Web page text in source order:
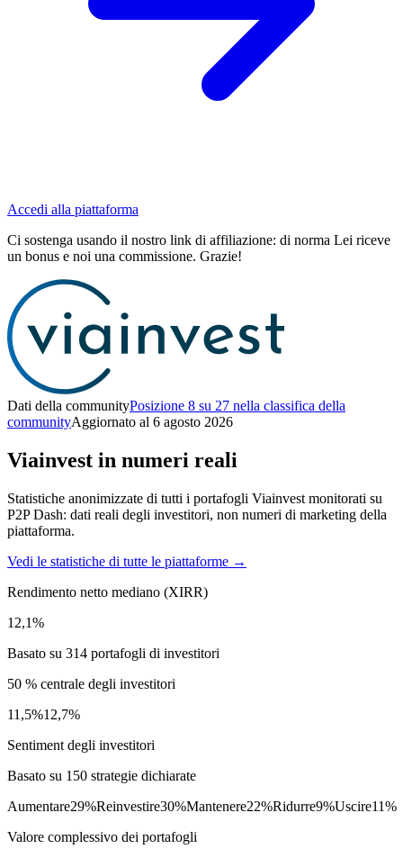
Accedi alla piattaforma
Ci sostenga usando il nostro link di affiliazione: di norma Lei riceve
un bonus e noi una commissione. Grazie!
Dati della communityPosizione 8 su 27 nella classifica della
communityAggiornato al 6 agosto 2026
Viainvest in numeri reali
Statistiche anonimizzate di tutti i portafogli Viainvest monitorati su
P2P Dash: dati reali degli investitori, non numeri di marketing della
piattaforma.
Vedi le statistiche di tutte le piattaforme →
Rendimento netto mediano (XIRR)
12,1%
Basato su 314 portafogli di investitori
50 % centrale degli investitori
11,5%12,7%
Sentiment degli investitori
Basato su 150 strategie dichiarate
Aumentare29%Reinvestire30%Mantenere22%Ridurre9%Uscire11%
Valore complessivo dei portafogli